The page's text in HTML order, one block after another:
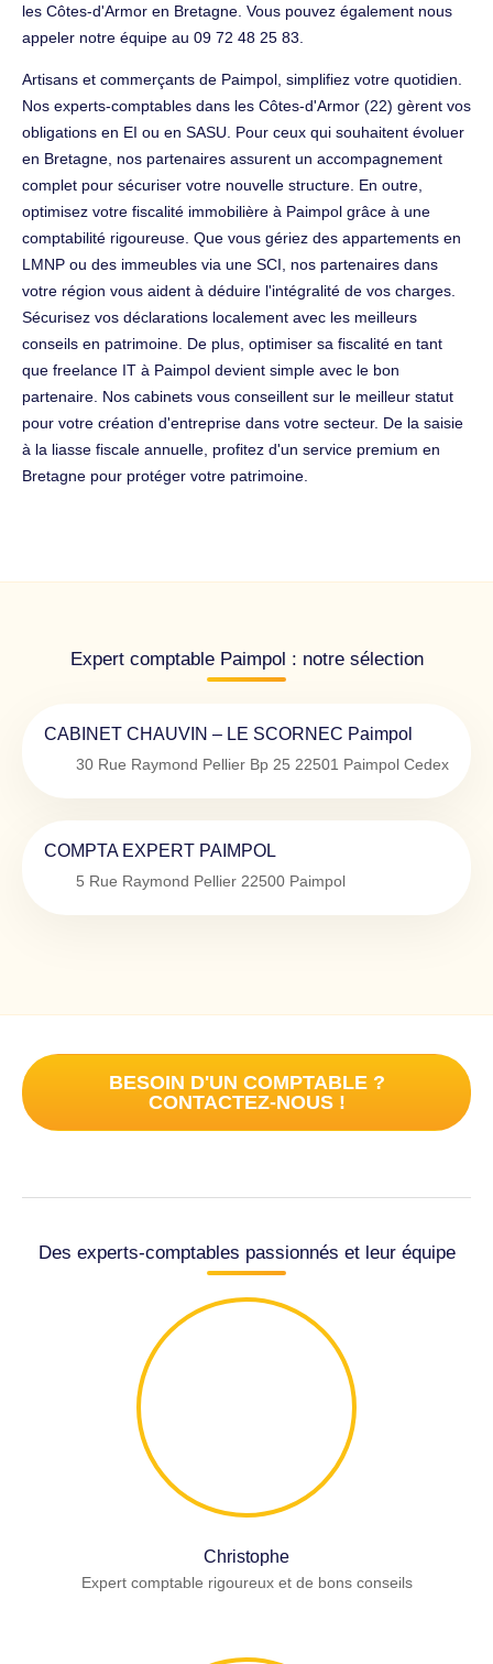
les Côtes-d'Armor en Bretagne. Vous pouvez également nous
appeler notre équipe au 09 72 48 25 83.
Artisans et commerçants de Paimpol, simplifiez votre quotidien.
Nos experts-comptables dans les Côtes-d'Armor (22) gèrent vos
obligations en EI ou en SASU. Pour ceux qui souhaitent évoluer
en Bretagne, nos partenaires assurent un accompagnement
complet pour sécuriser votre nouvelle structure. En outre,
optimisez votre fiscalité immobilière à Paimpol grâce à une
comptabilité rigoureuse. Que vous gériez des appartements en
LMNP ou des immeubles via une SCI, nos partenaires dans
votre région vous aident à déduire l'intégralité de vos charges.
Sécurisez vos déclarations localement avec les meilleurs
conseils en patrimoine. De plus, optimiser sa fiscalité en tant
que freelance IT à Paimpol devient simple avec le bon
partenaire. Nos cabinets vous conseillent sur le meilleur statut
pour votre création d'entreprise dans votre secteur. De la saisie
à la liasse fiscale annuelle, profitez d'un service premium en
Bretagne pour protéger votre patrimoine.
Expert comptable Paimpol : notre sélection
CABINET CHAUVIN – LE SCORNEC Paimpol
30 Rue Raymond Pellier Bp 25 22501 Paimpol Cedex
COMPTA EXPERT PAIMPOL
5 Rue Raymond Pellier 22500 Paimpol
BESOIN D'UN COMPTABLE ?
CONTACTEZ-NOUS !
Des experts-comptables passionnés et leur équipe
Christophe
Expert comptable rigoureux et de bons conseils